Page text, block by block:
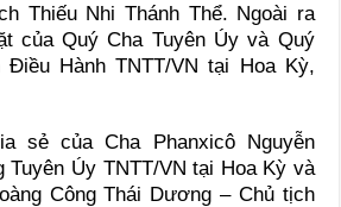
Thiếu Nhi Thánh Thể. Ngoài ra
của Quý Cha Tuyên Úy và Quý
Điều Hành TNTT/VN tại Hoa Kỳ,
sẻ của Cha Phanxicô Nguyễn
Tuyên Úy TNTT/VN tại Hoa Kỳ và
Công Thái Dương – Chủ tịch